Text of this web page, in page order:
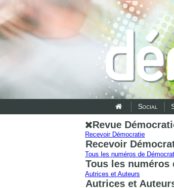
Social
Revue
Recevoir Démocratie
Recevoir
Tous les numéros de
Tous les numéros
Autrices et Auteurs
Autrices et